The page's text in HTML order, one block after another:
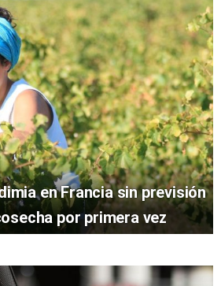
en Francia sin previsión
por primera vez